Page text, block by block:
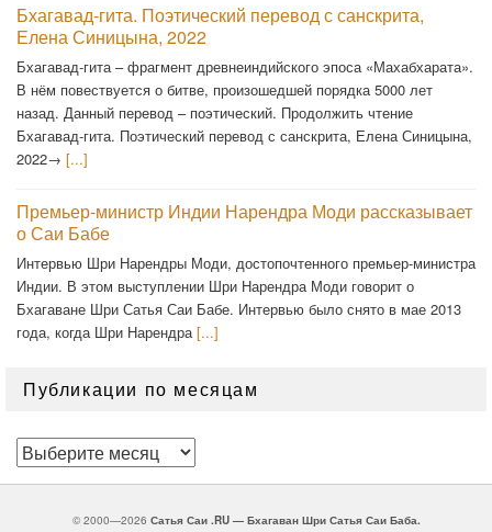
Бхагавад-гита. Поэтический перевод с санскрита,
Елена Синицына, 2022
Бхагавад-гита – фрагмент древнеиндийского эпоса «Махабхарата».
В нём повествуется о битве, произошедшей порядка 5000 лет
назад. Данный перевод – поэтический. Продолжить чтение
Бхагавад-гита. Поэтический перевод с санскрита, Елена Синицына,
2022→ [...]
Премьер-министр Индии Нарендра Моди рассказывает
о Саи Бабе
Интервью Шри Нарендры Моди, достопочтенного премьер-министра
Индии. В этом выступлении Шри Нарендра Моди говорит о
Бхагаване Шри Сатья Саи Бабе. Интервью было снято в мае 2013
года, когда Шри Нарендра[...]
Публикации по месяцам
Публикации
по
© 2000—2026 Сатья Саи .RU — Бхагаван Шри Сатья Саи Баба.